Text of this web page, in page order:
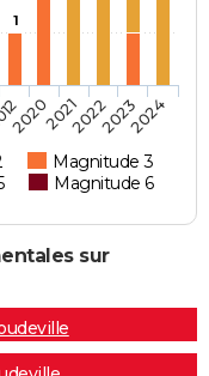
1
Magnitude 3
Magnitude 6
20202021202220232024
sur